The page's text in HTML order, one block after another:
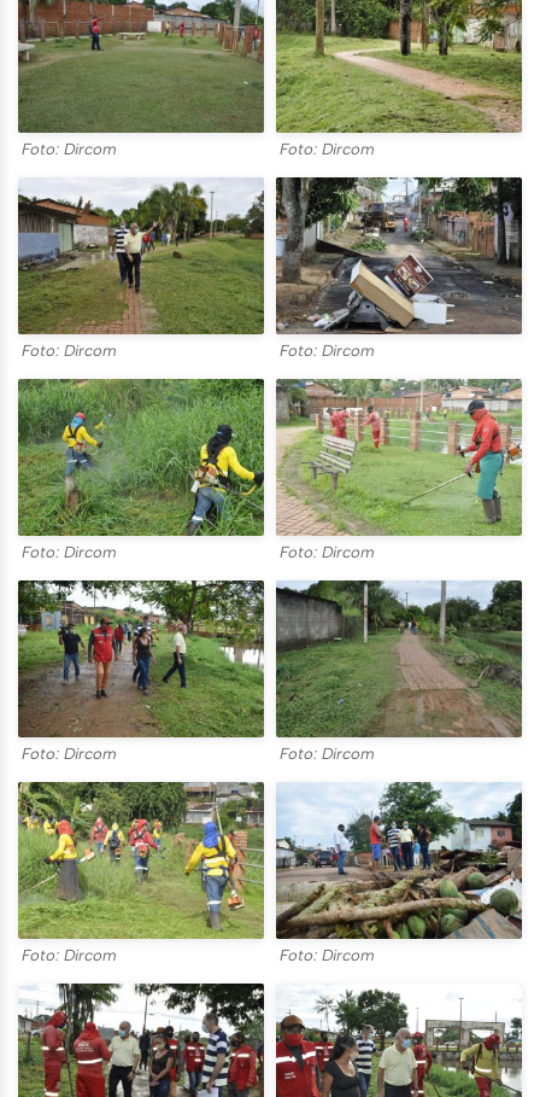
Foto: Dircom Foto: Dircom
Foto: Dircom Foto: Dircom
Foto: Dircom Foto: Dircom
Foto: Dircom Foto: Dircom
Foto: Dircom Foto: Dircom